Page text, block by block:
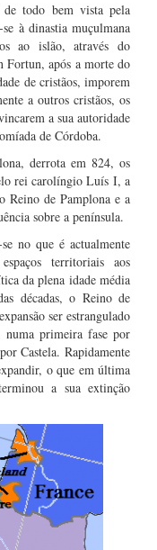
todo bem vista pela
à dinastia muçulmana
ao islão, através do
após a morte do
de cristãos, imporem
a outros cristãos, os
a sua autoridade
de Córdoba.
derrota em 824, os
rei carolíngio Luís I, a
Reino de Pamplona e a
sobre a península.
no que é actualmente
territoriais aos
da plena idade média
décadas, o Reino de
ser estrangulado
numa primeira fase por
Castela. Rapidamente
o que em última
a sua extinção